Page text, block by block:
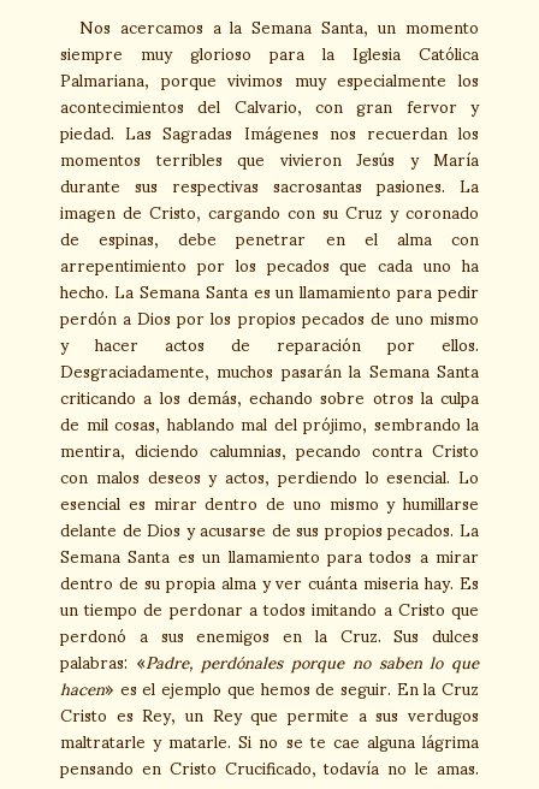
Nos acercamos a la Semana Santa, un momento
siempre muy glorioso para la Iglesia Católica
Palmariana, porque vivimos muy especialmente los
acontecimientos del Calvario, con gran fervor y
piedad. Las Sagradas Imágenes nos recuerdan los
momentos terribles que vivieron Jesús y María
durante sus respectivas sacrosantas pasiones. La
imagen de Cristo, cargando con su Cruz y coronado
de espinas, debe penetrar en el alma con
arrepentimiento por los pecados que cada uno ha
hecho. La Semana Santa es un llamamiento para pedir
perdón a Dios por los propios pecados de uno mismo
y hacer actos de reparación por ellos.
Desgraciadamente, muchos pasarán la Semana Santa
criticando a los demás, echando sobre otros la culpa
de mil cosas, hablando mal del prójimo, sembrando la
mentira, diciendo calumnias, pecando contra Cristo
con malos deseos y actos, perdiendo lo esencial. Lo
esencial es mirar dentro de uno mismo y humillarse
delante de Dios y acusarse de sus propios pecados. La
Semana Santa es un llamamiento para todos a mirar
dentro de su propia alma y ver cuánta miseria hay. Es
un tiempo de perdonar a todos imitando a Cristo que
perdonó a sus enemigos en la Cruz. Sus dulces
palabras: «Padre, perdónales porque no saben lo que
hacen» es el ejemplo que hemos de seguir. En la Cruz
Cristo es Rey, un Rey que permite a sus verdugos
maltratarle y matarle. Si no se te cae alguna lágrima
pensando en Cristo Crucificado, todavía no le amas.